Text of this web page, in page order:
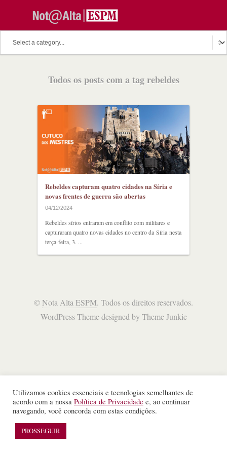
Todos os posts com a tag rebeldes
Rebeldes capturam quatro cidades na Síria e
novas frentes de guerra são abertas
04/12/2024
Rebeldes sírios entraram em conflito com militares e
capturaram quatro novas cidades no centro da Síria nesta
terça-feira, 3. ...
©Nota Alta ESPM. Todos os direitos reservados.
WordPress Themedesigned by Theme Junkie
Utilizamos cookies essenciais e tecnologias semelhantes de
acordo com a nossa Política de Privacidade e, ao continuar
navegando, você concorda com estas condições.
PROSSEGUIR